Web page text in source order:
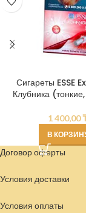
Сигареты ESSE
Клубника
1 400,00
В
Договор оферты
Условия доставки
Условия оплаты